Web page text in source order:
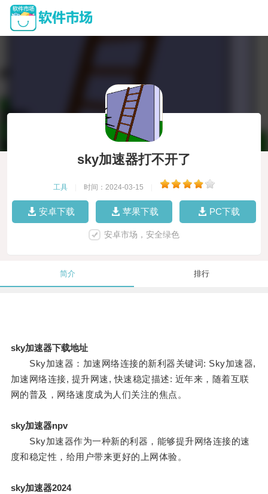
sky加速器打不开了
工具 时间：2024-03-15
安卓下载 苹果下载 PC下载
安卓市场，安全绿色
简介 排行
sky加速器下载地址
Sky加速器：加速网络连接的新利器关键词: Sky加速器,
加速网络连接, 提升网速, 快速稳定描述: 近年来，随着互联
网的普及，网络速度成为人们关注的焦点。
sky加速器npv
Sky加速器作为一种新的利器，能够提升网络连接的速
度和稳定性，给用户带来更好的上网体验。
sky加速器2024